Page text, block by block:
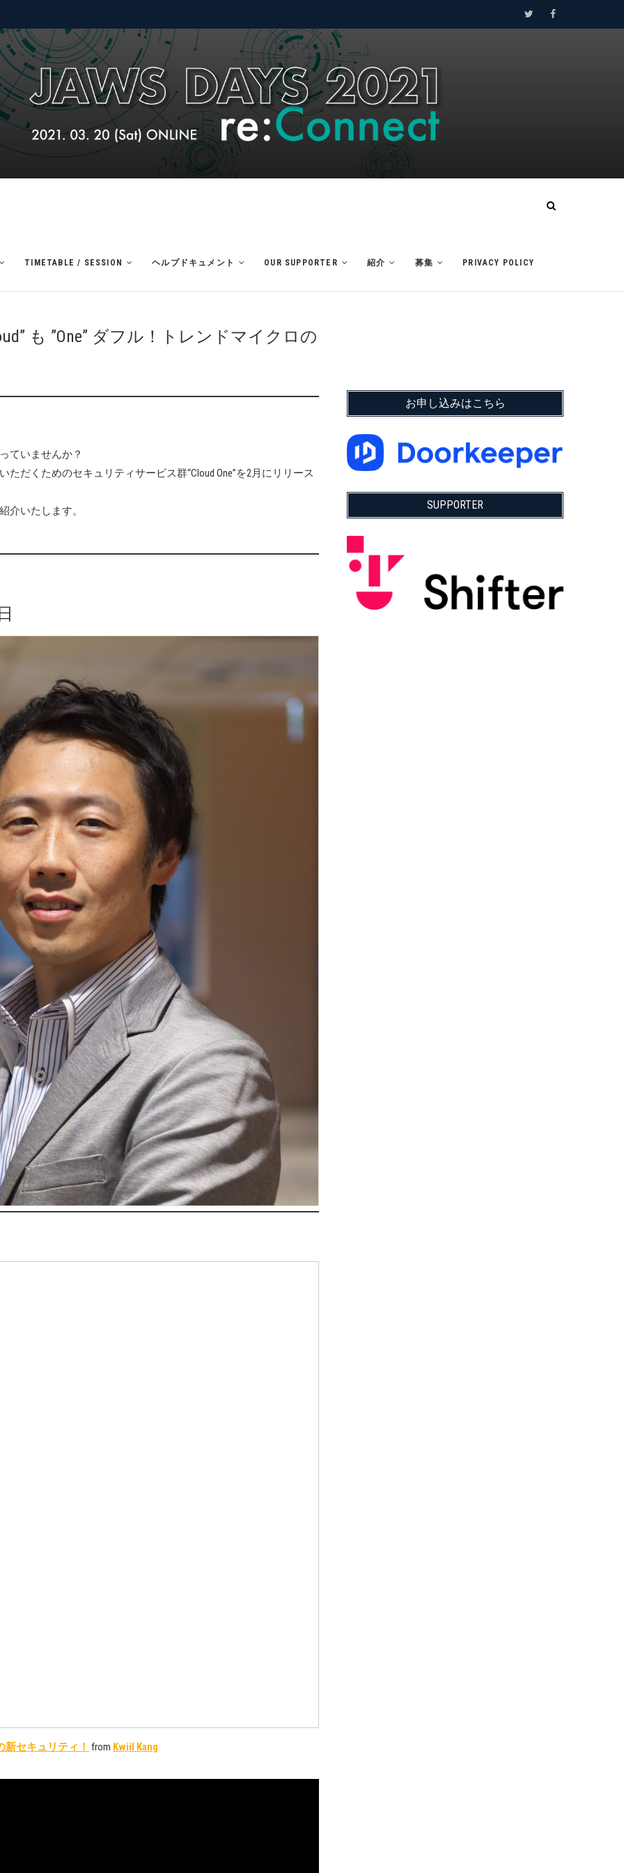
TwitterFacebook
TIMETABLE / SESSION ヘルプドキュメント OUR SUPPORTER 紹介 募集 PRIVACY POLICY
も ”One” ダフル！トレンドマイクロの
ていませんか？
だくためのセキュリティサービス群“Cloud One”を2月にリリース
介いたします。
新セキュリティ！ from Kwiil Kang
お申し込みはこちら
SUPPORTER